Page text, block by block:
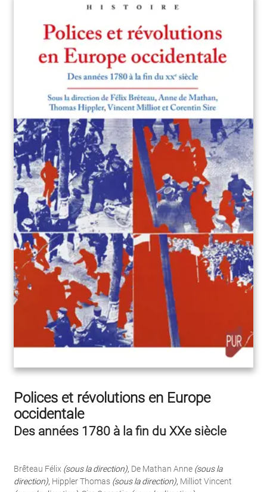
Polices et révolutions en Europe
occidentale
Des années 1780 à la fin du XXe siècle
Brêteau Félix (sous la direction), De Mathan Anne (sous la
direction), Hippler Thomas (sous la direction), Milliot Vincent